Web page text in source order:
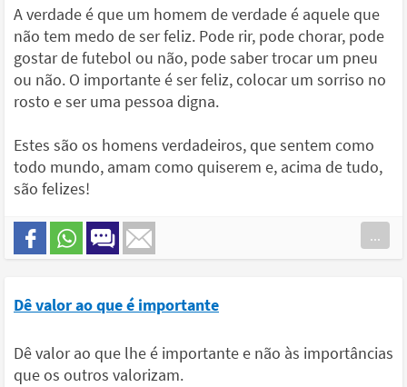
A verdade é que um homem de verdade é aquele que
não tem medo de ser feliz. Pode rir, pode chorar, pode
gostar de futebol ou não, pode saber trocar um pneu
ou não. O importante é ser feliz, colocar um sorriso no
rosto e ser uma pessoa digna.
Estes são os homens verdadeiros, que sentem como
todo mundo, amam como quiserem e, acima de tudo,
são felizes!
...
Dê valor ao que é importante
Dê valor ao que lhe é importante e não às importâncias
que os outros valorizam.